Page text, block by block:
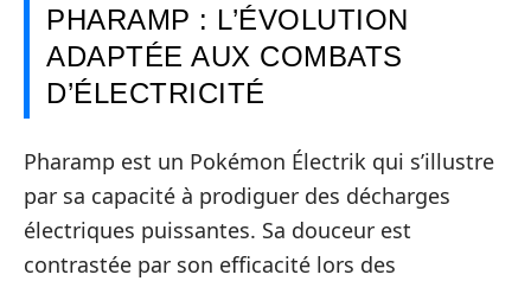
PHARAMP : L’ÉVOLUTION
ADAPTÉE AUX COMBATS
D’ÉLECTRICITÉ
Pharamp est un Pokémon Électrik qui s’illustre
par sa capacité à prodiguer des décharges
électriques puissantes. Sa douceur est
contrastée par son efficacité lors des